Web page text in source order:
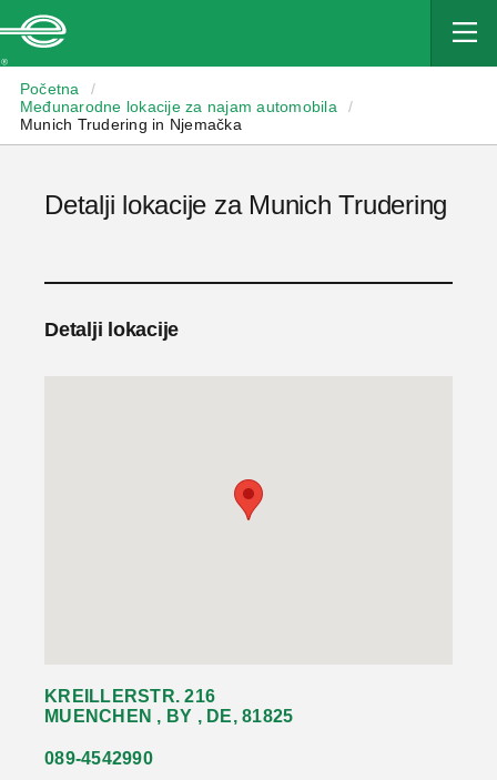
Početna
/
Međunarodne lokacije za najam automobila
/
Munich Trudering in Njemačka
Detalji lokacije za Munich Trudering
Detalji lokacije
KREILLERSTR. 216
MUENCHEN , BY , DE, 81825
089-4542990